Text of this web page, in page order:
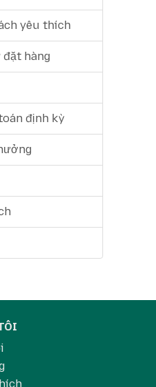
yêu thích
đặt hàng
định kỳ